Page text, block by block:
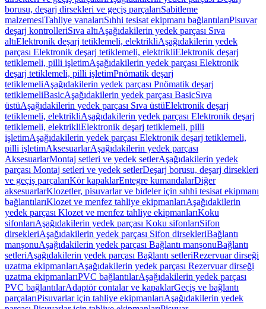
borusu, deşarj dirsekleri ve geçiş parçalarıSabitleme
malzemesiTahliye vanalarıSıhhi tesisat ekipmanı bağlantılarıPisuvar
deşarj kontrolleriSıva altıAşağıdakilerin yedek parçası Sıva
altıElektronik deşarj tetiklemeli, elektrikliAşağıdakilerin yedek
parçası Elektronik deşarj tetiklemeli, elektrikliElektronik deşarj
tetiklemeli, pilli işletimAşağıdakilerin yedek parçası Elektronik
deşarj tetiklemeli, pilli işletimPnömatik deşarj
tetiklemeliAşağıdakilerin yedek parçası Pnömatik deşarj
tetiklemeliBasicAşağıdakilerin yedek parçası BasicSıva
üstüAşağıdakilerin yedek parçası Sıva üstüElektronik deşarj
tetiklemeli, elektrikliAşağıdakilerin yedek parçası Elektronik deşarj
tetiklemeli, elektrikliElektronik deşarj tetiklemeli, pilli
işletimAşağıdakilerin yedek parçası Elektronik deşarj tetiklemeli,
pilli işletimAksesuarlarAşağıdakilerin yedek parçası
AksesuarlarMontaj setleri ve yedek setlerAşağıdakilerin yedek
parçası Montaj setleri ve yedek setlerDeşarj borusu, deşarj dirsekleri
ve geçiş parçalarıKör kapaklarEntegre kumandalarDiğer
aksesuarlarKlozetler, pisuvarlar ve bideler için sıhhi tesisat ekipmanı
bağlantılarıKlozet ve menfez tahliye ekipmanlarıAşağıdakilerin
yedek parçası Klozet ve menfez tahliye ekipmanlarıKoku
sifonlarıAşağıdakilerin yedek parçası Koku sifonlarıSifon
dirsekleriAşağıdakilerin yedek parçası Sifon dirsekleriBağlantı
manşonuAşağıdakilerin yedek parçası Bağlantı manşonuBağlantı
setleriAşağıdakilerin yedek parçası Bağlantı setleriRezervuar dirseği
uzatma ekipmanlarıAşağıdakilerin yedek parçası Rezervuar dirseği
uzatma ekipmanlarıPVC bağlantılarAşağıdakilerin yedek parçası
PVC bağlantılarAdaptör contalar ve kapaklarGeçiş ve bağlantı
parçalarıPisuvarlar için tahliye ekipmanlarıAşağıdakilerin yedek